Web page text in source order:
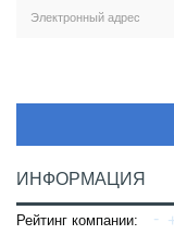
ИНФОРМАЦИЯ
Рейтинг компании: